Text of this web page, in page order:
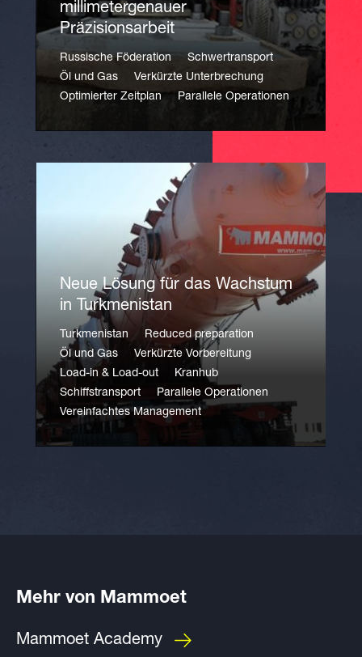
millimetergenauer
Präzisionsarbeit
Russische Föderation
Schwertransport
Öl und Gas
Verkürzte Unterbrechung
Optimierter Zeitplan
Parallele Operationen
Neue Lösung für das Wachstum
in Turkmenistan
Turkmenistan
Reduced preparation
Öl und Gas
Verkürzte Vorbereitung
Load-in & Load-out
Kranhub
Schiffstransport
Parallele Operationen
Vereinfachtes Management
Mehr von Mammoet
Mammoet Academy